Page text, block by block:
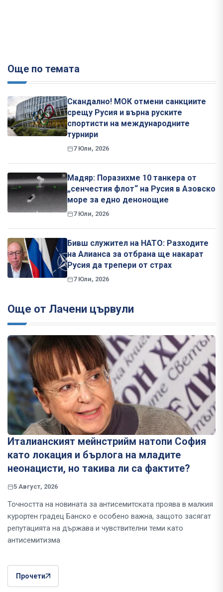
Още по темата
Скандално! МОК отмени санкциите
срещу Русия и върна руските
спортисти на международните
турнири
7 Юли, 2026
Мадяр: Поразихме 10 танкера от
„сенчестия флот“ на Русия в Азовско
море за едно денонощие
7 Юли, 2026
Бивш служител на НАТО: Разходите
на Алианса за отбрана ще накарат
Русия да трепери от страх
7 Юли, 2026
Още от Лачени цървули
Италианският мейнстрийм натопи София
като локация и бърлога на младите
неонацисти, но такива ли са фактите?
5 Август, 2026
Точността на новината за антисемитската проява в малкия
курортен градец Банско е особено важна, защото засягат
репутацията на държава и чувствителни теми като
антисемитизма
Прочети